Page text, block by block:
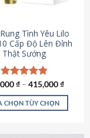
thể
chọn
trên
trang
sản
phẩm
Tình Yêu Lilo
Cấp Độ Lên Đỉnh
Thật Sướng
Được xếp
hạng4.94
5 sao
₫ – 415,000₫
CHỌN TÙY CHỌN